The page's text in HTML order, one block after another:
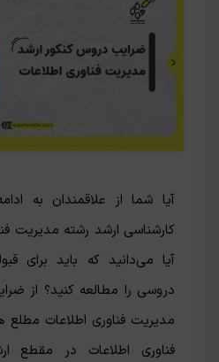
آیا شما از علاقمندان به
کارشناسی ارشد رشته مدیریت
آیا می‌دانید که باید برای
دروسی را مطالعه کنید؟ از
مدیریت فناوری اطلاعات
فناوری اطلاعات در مقطع